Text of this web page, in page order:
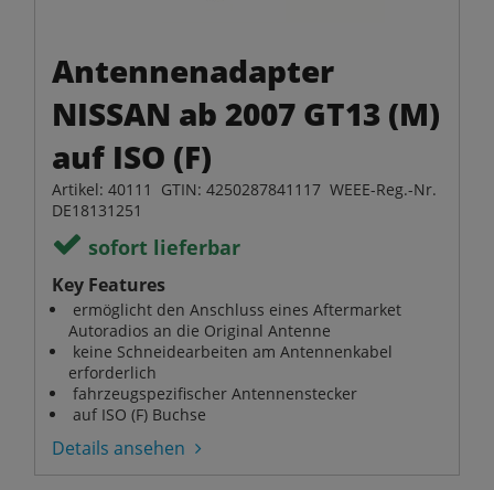
Antennenadapter
NISSAN ab 2007 GT13 (M)
auf ISO (F)
Artikel: 40111 GTIN: 4250287841117 WEEE-Reg.-Nr.
DE18131251
sofort lieferbar
Key Features
ermöglicht den Anschluss eines Aftermarket
Autoradios an die Original Antenne
keine Schneidearbeiten am Antennenkabel
erforderlich
fahrzeugspezifischer Antennenstecker
auf ISO (F) Buchse
Details ansehen